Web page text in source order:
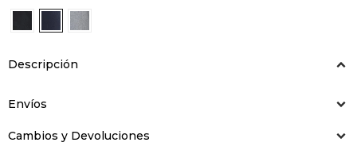
Descripción
Envíos
Cambios y Devoluciones